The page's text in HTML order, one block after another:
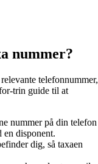
nummer?
telefonnummer,
trin guide til at
nummer på din telefon
en disponent.
dig, så taxaen